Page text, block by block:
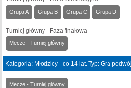
Grupa A Grupa B Grupa C Grupa D
Turniej główny - Faza finałowa
Mecze - Turniej główny
Kategoria: Młodzicy - do 14 lat. Typ: Gra
Mecze - Turniej główny